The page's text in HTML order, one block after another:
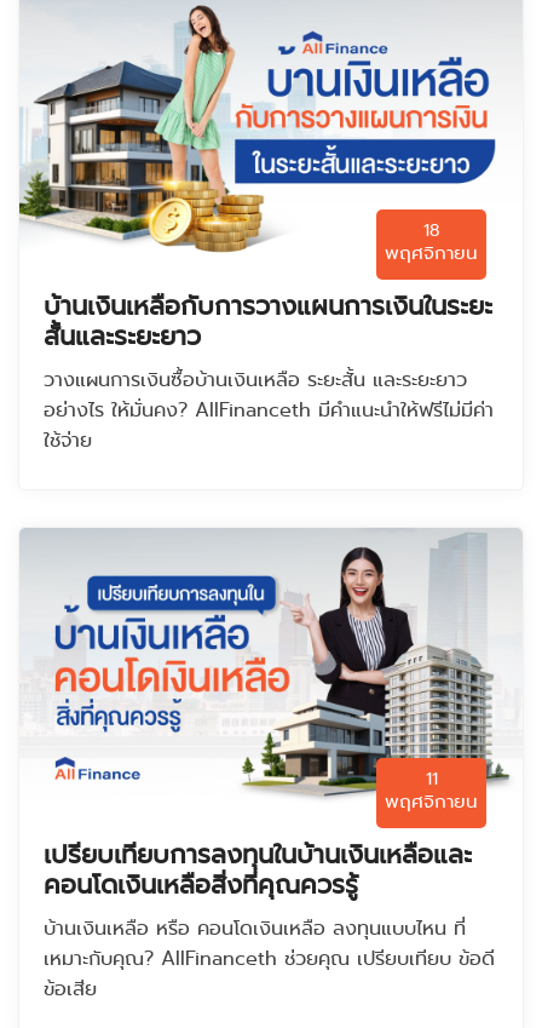
18
พฤศจิกายน
บ้านเงินเหลือกับการวางแผนการเงินในระยะ
สั้นและระยะยาว
วางแผนการเงินซื้อบ้านเงินเหลือ ระยะสั้น และระยะยาว
อย่างไร ให้มั่นคง? AllFinanceth มีคำแนะนำให้ฟรีไม่มีค่า
ใช้จ่าย
11
พฤศจิกายน
เปรียบเทียบการลงทุนในบ้านเงินเหลือและ
คอนโดเงินเหลือสิ่งที่คุณควรรู้
บ้านเงินเหลือ หรือ คอนโดเงินเหลือ ลงทุนแบบไหน ที่
เหมาะกับคุณ? AllFinanceth ช่วยคุณ เปรียบเทียบ ข้อดี
ข้อเสีย